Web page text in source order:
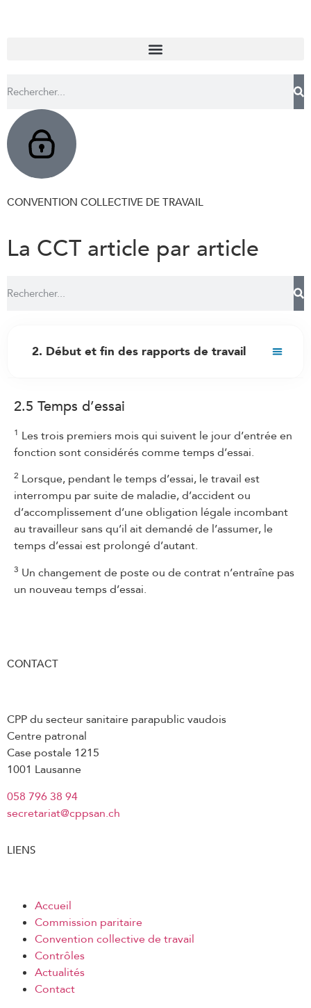
CONVENTION COLLECTIVE DE TRAVAIL
La CCT article par article
2. Début et fin des rapports de travail
2.2 Engagement
2.3 Contrat de durée déterminée égale ou
inférieure à six mois
maximale supérieure à six mois
2.4 Non-entrée en fonction
2.5 Temps d’essai
2.7 Forme de la résiliation du contrat de travail
2.13 Licenciement collectif
2.14 Modification du contrat de travail après le
temps d’essai
2.16 Décès du travailleur
2.18 Abandon d’emploi
dénonciation de cas de maltraitance ou de soins
dangereux
2.5 Temps d’essai
1 Les trois premiers mois qui suivent le jour d’entrée en
fonction sont considérés comme temps d’essai.
2 Lorsque, pendant le temps d’essai, le travail est
interrompu par suite de maladie, d’accident ou
d’accomplissement d’une obligation légale incombant
au travailleur sans qu’il ait demandé de l’assumer, le
temps d’essai est prolongé d’autant.
3 Un changement de poste ou de contrat n’entraîne pas
un nouveau temps d’essai.
CONTACT
CPP du secteur sanitaire parapublic vaudois
Centre patronal
Case postale 1215
1001 Lausanne
058 796 38 94
secretariat@cppsan.ch
LIENS
Accueil
Commission paritaire
Convention collective de travail
Contrôles
Actualités
Contact